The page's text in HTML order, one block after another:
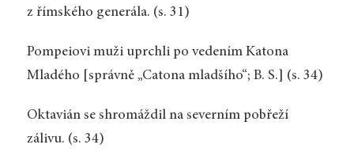
z římského generála. (s. 31)
Pompeiovi muži uprchli po vedením Katona
Mladého [správně „Catona mladšího“; B. S.] (s. 34)
Oktavián se shromáždil na severním pobřeží
zálivu. (s. 34)